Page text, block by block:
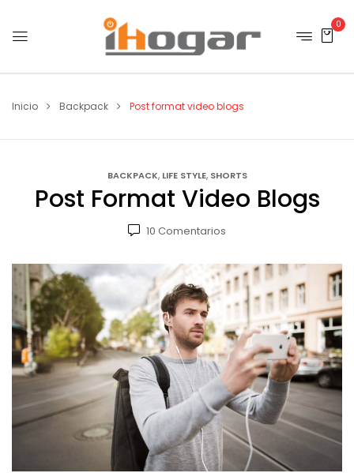
0
Inicio Backpack Post format video blogs
BACKPACK, LIFE STYLE, SHORTS
Post Format Video Blogs
10 Comentarios